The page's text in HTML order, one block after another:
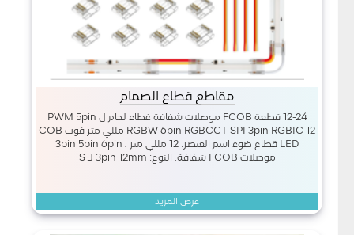
مقاطع قطاع الصمام
12-24 قطعة FCOB موصلات شفافة غطاء لحام ل PWM 5pin
RGBW 6pin RGBCCT SPI 3pin RGBIC 12 مللي متر فوب COB
LED قطاع ضوء اسم العنصر: 12 مللي متر ، 3pin 5pin 6pin
موصلات FCOB شفافة. النوع: 3pin 12mm لـ S
عرض المزيد